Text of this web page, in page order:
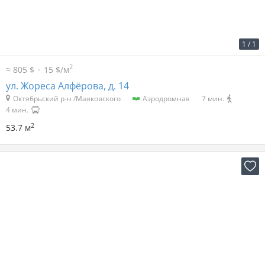
1 / 1
≈ 805 $ 15 $/м2
ул. Жореса Алфёрова, д. 14
Октябрьский р-н /Маяковского Аэродромная
7 мин.
4 мин.
53.7 м2